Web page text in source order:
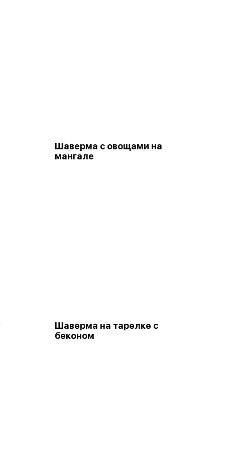
Шаверма с овощами на
мангале
Шаверма на тарелке с
беконом